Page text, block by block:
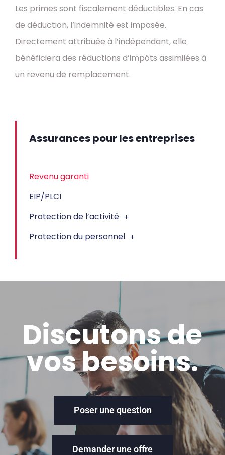
Les primes sont fiscalement déductibles. En cas
de déduction, l’indemnité est imposée.
Directement attribuée à l’indépendant, elle
bénéficiera des réductions d’impôts assimilées à
un revenu de remplacement.
Assurances pour les entreprises
Revenu garanti
EIP/PLCI
Protection de l’activité
Protection du personnel
Discutons de
vos besoins.
Poser une question
Demander une offre